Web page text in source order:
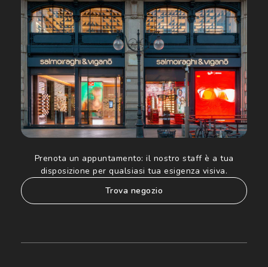
Luxottica Group S.p.A. per l'invio di offerte speciali, novità
ed altre comunicazioni di carattere pubblicitario (consultare
Informativa sulla privacyper ulteriori informazioni).
Prenota un appuntamento: il nostro staff è a tua
disposizione per qualsiasi tua esigenza visiva.
trova negozio